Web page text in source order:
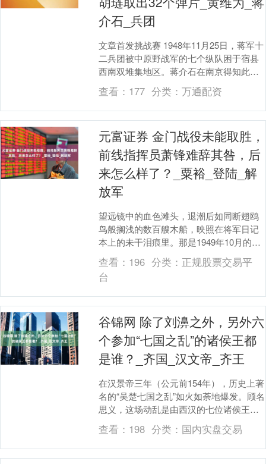
介石_兵团
文章首发挑战赛 1948年11月25日，蒋军十
二兵团被中原野战军的七个纵队困于宿县
西南双堆集地区。蒋介石在南京得知此消
息后，立即指示李延年和刘汝明的兵团赶
往救援....
查看： 177 分类： 万通配资
元富证券 金门战役未能取胜，
前线指挥员萧锋难辞其咎，后
来怎么样了？_粟裕_登陆_解
放军
望远镜中的血色滩头，退潮后如同断翅鸥
鸟般搁浅的数百艘木船，映照在将军日记
本上的未干泪痕里。那是1949年10月的金
门古宁头——中国人民解放军渡海作战史
中一次让人....
查看： 196 分类： 正规股票交易平
台
谷锦网 除了刘濞之外，另外六
个参加“七国之乱”的诸侯王都
是谁？_齐国_汉文帝_齐王
在汉景帝三年（公元前154年），历史上著
名的“吴楚七国之乱”如火如荼地爆发。顾名
思义，这场动乱是由西汉的七位诸侯王所
引发的，他们分别是吴、楚、赵、济南、
淄川、胶....
查看： 198 分类： 国内实盘交易